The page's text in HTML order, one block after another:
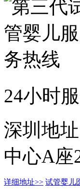
24小时
深圳地
中心A座
详细地址>> 试管婴儿